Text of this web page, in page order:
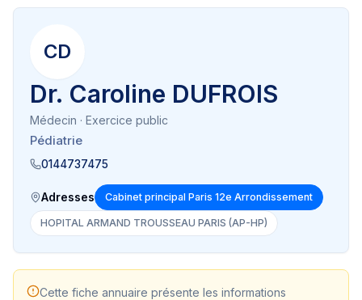
CD
Dr. Caroline DUFROIS
Médecin · Exercice public
Pédiatrie
0144737475
Adresses Cabinet principal Paris 12e Arrondissement
HOPITAL ARMAND TROUSSEAU PARIS (AP-HP)
Cette fiche annuaire présente les informations